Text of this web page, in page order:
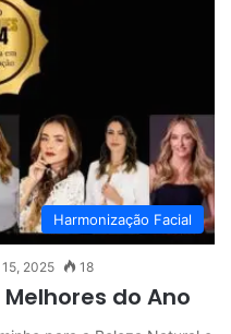
Harmonização Facial
2025 18
do Ano